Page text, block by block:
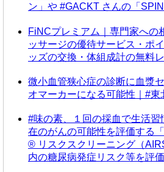
ン」や #GACKT さんの「
FiNCプレミアム｜専門家への
ッサージの優待サービス・ポ
ッズの交換・体組成計の無料レ
微小血管狭心症の診断に血漿
オマーカーになる可能性｜#東
#味の素、１回の採血で生活習
在のがんの可能性を評価する
® リスクスクリーニング（
内の糖尿病発症リスク等を評